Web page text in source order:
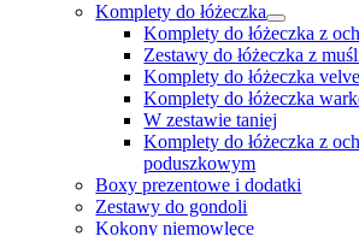
Komplety do łóżeczka
Komplety do łóżeczka z
Zestawy do łóżeczka z
Komplety do łóżeczka
Komplety do łóżeczka
W zestawie taniej
Komplety do łóżeczka z
poduszkowym
Boxy prezentowe i dodatki
Zestawy do gondoli
Kokony niemowlęce